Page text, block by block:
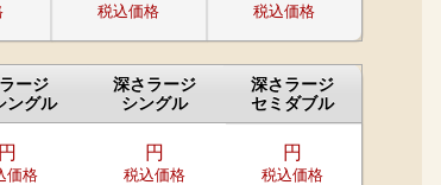
税込価格 税込価格
ージ
ングル
深さラージ
シングル
深さラージ
セミダブル
円
価格
円
税込価格
円
税込価格